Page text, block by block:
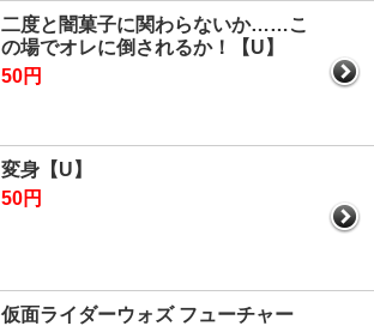
二度と闇菓子に関わらないか……こ
の場でオレに倒されるか！【U】
50円
変身【U】
50円
仮面ライダーウォズ フューチャー